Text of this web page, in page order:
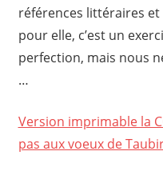
références littéraires
pour elle, c’est un
perfection, mais nous
…
Version imprimable la
pas aux voeux de